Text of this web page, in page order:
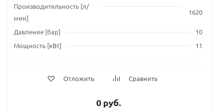
Производительность [л/
мин]
1620
Давление [бар]
10
Мощность [кВт]
11
Отложить Сравнить
0 руб.